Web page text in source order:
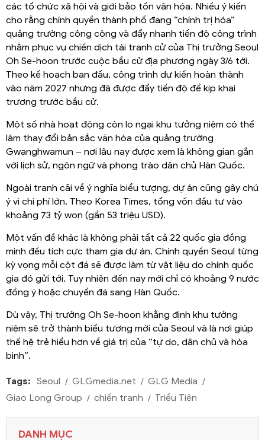
các tổ chức xã hội và giới bảo tồn văn hóa. Nhiều ý kiến
cho rằng chính quyền thành phố đang “chính trị hóa”
quảng trường công cộng và đẩy nhanh tiến độ công trình
nhằm phục vụ chiến dịch tái tranh cử của Thị trưởng Seoul
Oh Se-hoon trước cuộc bầu cử địa phương ngày 3/6 tới.
Theo kế hoạch ban đầu, công trình dự kiến hoàn thành
vào năm 2027 nhưng đã được đẩy tiến độ để kịp khai
trương trước bầu cử.
Một số nhà hoạt động còn lo ngại khu tưởng niệm có thể
làm thay đổi bản sắc văn hóa của quảng trường
Gwanghwamun – nơi lâu nay được xem là không gian gắn
với lịch sử, ngôn ngữ và phong trào dân chủ Hàn Quốc.
Ngoài tranh cãi về ý nghĩa biểu tượng, dự án cũng gây chú
ý vì chi phí lớn. Theo Korea Times, tổng vốn đầu tư vào
khoảng 73 tỷ won (gần 53 triệu USD).
Một vấn đề khác là không phải tất cả 22 quốc gia đồng
minh đều tích cực tham gia dự án. Chính quyền Seoul từng
kỳ vọng mỗi cột đá sẽ được làm từ vật liệu do chính quốc
gia đó gửi tới. Tuy nhiên đến nay mới chỉ có khoảng 9 nước
đồng ý hoặc chuyển đá sang Hàn Quốc.
Dù vậy, Thị trưởng Oh Se-hoon khẳng định khu tưởng
niệm sẽ trở thành biểu tượng mới của Seoul và là nơi giúp
thế hệ trẻ hiểu hơn về giá trị của “tự do, dân chủ và hòa
bình”.
Tags: Seoul GLGmedia.net
GLG Media
Giao Long Group
chiến tranh Triều Tiên
DANH MỤC